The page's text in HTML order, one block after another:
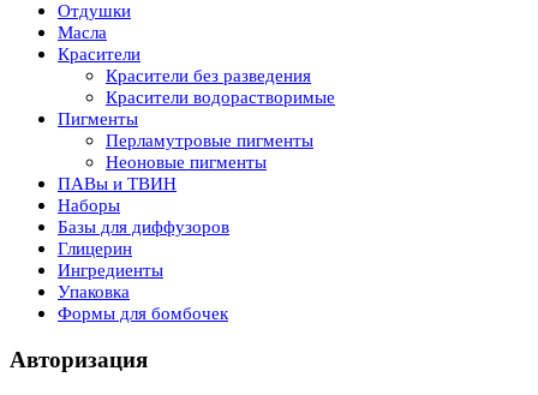
Отдушки
Масла
Красители
Красители без разведения
Красители водорастворимые
Пигменты
Перламутровые пигменты
Неоновые пигменты
ПАВы и ТВИН
Наборы
Базы для диффузоров
Глицерин
Ингредиенты
Упаковка
Формы для бомбочек
Авторизация